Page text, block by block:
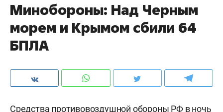
Минобороны: Над Черным
морем и Крымом сбили 64
БПЛА
Средства противовоздушной обороны РФ в ночь